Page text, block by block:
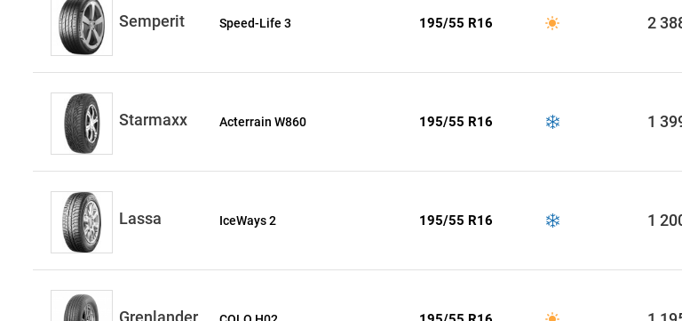
Semperit Speed-Life 3 195/55 R16 2
Starmaxx Acterrain W860 195/55 R16 1
Lassa IceWays 2 195/55 R16 1